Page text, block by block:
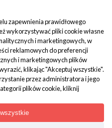
i Uzdrawiania
zapewnienia prawidłowego
wykorzystywać pliki cookie własne
i marketingowych, w
reklamowych do preferencji
i marketingowych plików
klikając "Akceptuj wszystkie".
przez administratora i jego
plików cookie, kliknij
zmianę preferencji plików
w stopce strony pod